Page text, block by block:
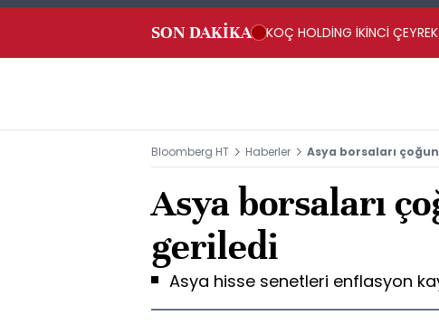
SON DAKİKA KOÇ HOLDİNG İKİNCİ
Bloomberg HT Haberler Asya borsaları
Asya borsaları
geriledi
Asya hisse senetleri enflasyon